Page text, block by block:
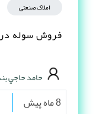
املاک صنعتی
فروش سوله
حامد حاجي
8 ماه پیش